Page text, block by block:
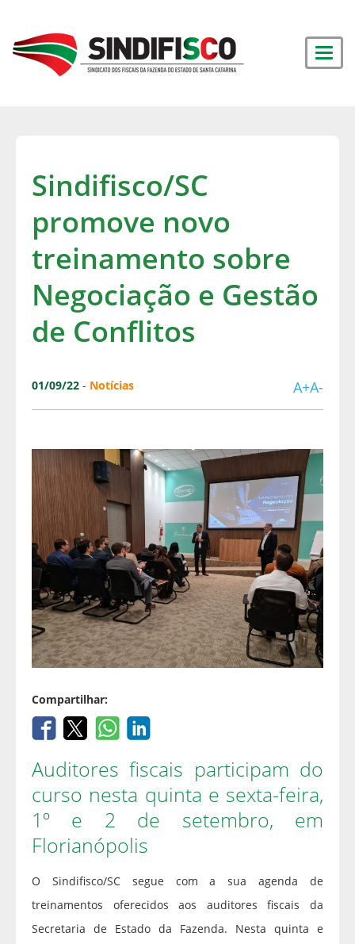
Sindifisco/SC
promove novo
treinamento sobre
Negociação e Gestão
de Conflitos
01/09/22 - Notícias A+A-
Compartilhar:
Auditores fiscais participam do
curso nesta quinta e sexta-feira,
1º e 2 de setembro, em
Florianópolis
O Sindifisco/SC segue com a sua agenda de
treinamentos oferecidos aos auditores fiscais da
Secretaria de Estado da Fazenda. Nesta quinta e